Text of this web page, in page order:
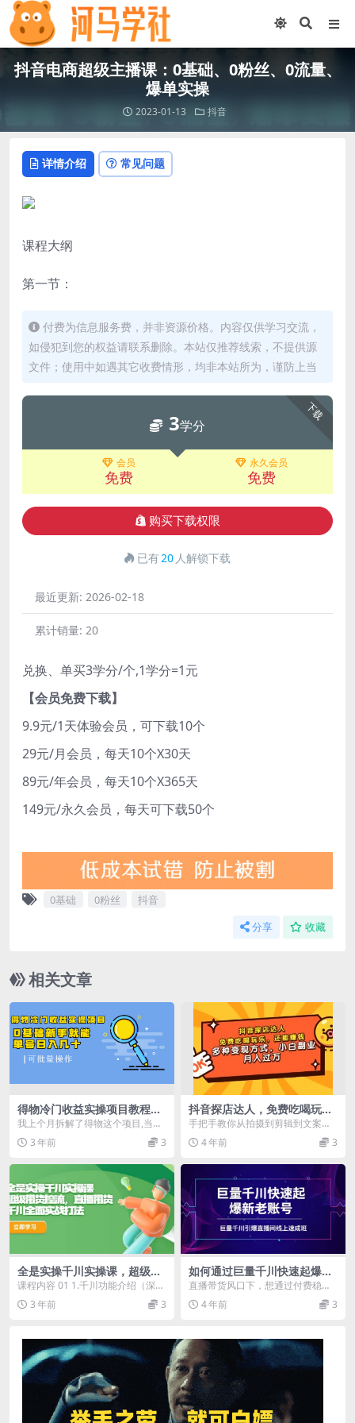
抖音电商超级主播课：0基础、0粉丝、0流量、
爆单实操
2023-01-13 抖音
详情介绍 常见问题
课程大纲
第一节：
付费为信息服务费，并非资源价格。内容仅供学习交流，
如侵犯到您的权益请联系删除。本站仅推荐线索，不提供源
文件；使用中如遇其它收费情形，均非本站所为，谨防上当
下载
3学分
会员
免费
永久会员
免费
购买下载权限
已有20 人解锁下载
最近更新: 2026-02-18
累计销量: 20
兑换、单买3学分/个,1学分=1元
【会员免费下载】
9.9元/1天体验会员，可下载10个
29元/月会员，每天10个X30天
89元/年会员，每天10个X365天
149元/永久会员，每天可下载50个
0基础 0粉丝 抖音
分享 收藏
相关文章
得物冷门收益实操项目教程，
0基础新手就能单号日入几
十，可批量操作【视频课程】
我上个月拆解了得物这个项目,当时
几乎无人看好,连群里的小伙伴都没
有正眼瞧一瞧这个...
3 年前 3
抖音探店达人，免费吃喝玩
乐，还能赚钱，多种变现方
式，小白副业月入过万
手把手教你从拍摄到剪辑到文案，
小白副业月入过万 （第一课）团购
达人体系.mp4 ...
4 年前 3
全是实操千川实操课，超级带
货控流，直播带货 千川全面实
战打法
课程内容 01 1.千川功能介绍（深度
认识千川）.mp4 022.千川的计费方
式...3 年前 3
如何通过巨量千川快速起爆新
老账号，巨量千川引爆直播间
线上速成班
直播带货风口下，想通过付费稳定
流量 快速起号，不懂巨量千川投放?
课程大纲 2节...
4 年前 3